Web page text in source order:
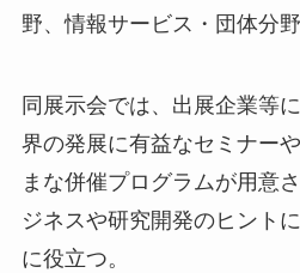
野、情報サービス・団体分野
同展示会では、出展企業等
界の発展に有益なセミナー
まな併催プログラムが用意
ジネスや研究開発のヒント
に役立つ。